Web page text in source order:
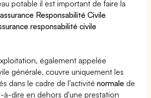
potable il est important de faire la
Responsabilité Civile
responsabilité civile
également appelée
générale, couvre uniquement les
dans le cadre de l’activiténormale de
à-dire en dehors d'une prestation